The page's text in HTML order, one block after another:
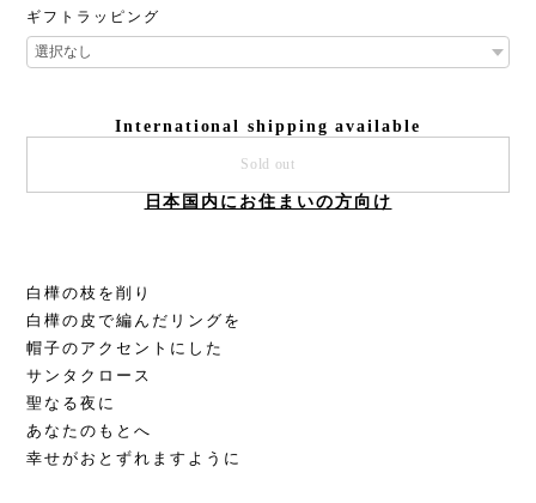
ギフトラッピング
International shipping available
Sold out
日本国内にお住まいの方向け
白樺の枝を削り
白樺の皮で編んだリングを
帽子のアクセントにした
サンタクロース
聖なる夜に
あなたのもとへ
幸せがおとずれますように